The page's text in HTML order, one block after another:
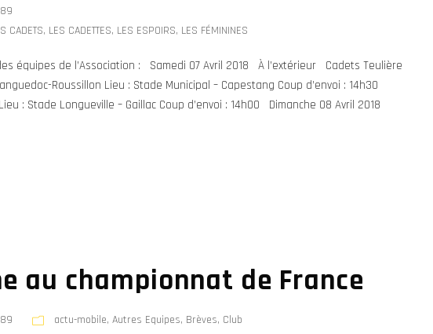
CADETS, LES CADETTES, LES ESPOIRS, LES FÉMININES
équipes de l’Association : Samedi 07 Avril 2018 À l’extérieur Cadets Teulière
Roussillon Lieu : Stade Municipal – Capestang Coup d’envoi : 14h30
: Stade Longueville – Gaillac Coup d’envoi : 14h00 Dimanche 08 Avril 2018
au championnat de France
actu-mobile, Autres Equipes, Brèves, Club